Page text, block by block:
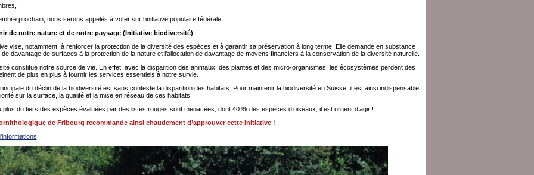
prochain, nous serons appelés à voter sur l’initiative populaire fédérale
de notre nature et de notre paysage (Initiative biodiversité)
vise, notamment, à renforcer la protection de la diversité des espèces et à garantir sa préservation à long terme. Elle demande en substance
de davantage de surfaces à la protection de la nature et l’allocation de davantage de moyens financiers à la conservation de la diversité naturelle.
constitue notre source de vie. En effet, avec la disparition des animaux, des plantes et des micro-organismes, les écosystèmes perdent des
de plus en plus à fournir les services essentiels à notre survie.
du déclin de la biodiversité est sans conteste la disparition des habitats. Pour maintenir la biodiversité en Suisse, il est ainsi indispensable
sur la surface, la qualité et la mise en réseau de ces habitats.
plus du tiers des espèces évaluées par des listes rouges sont menacées, dont 40 % des espèces d’oiseaux, il est urgent d’agir !
de Fribourg recommande ainsi chaudement d’approuver cette initiative !